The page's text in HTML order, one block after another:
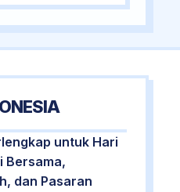
untuk Hari
Bersama,
dan Pasaran